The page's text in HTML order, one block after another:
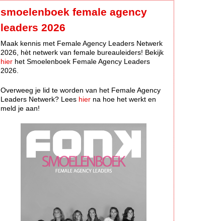
smoelenboek female agency
leaders 2026
Maak kennis met Female Agency Leaders Netwerk
2026, hèt netwerk van female bureauleiders! Bekijk
hier het Smoelenboek Female Agency Leaders
2026.
Overweeg je lid te worden van het Female Agency
Leaders Netwerk? Lees hier na hoe het werkt en
meld je aan!